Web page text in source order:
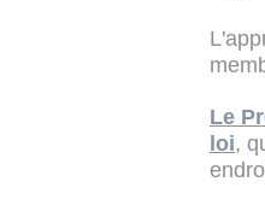
Le
loi,